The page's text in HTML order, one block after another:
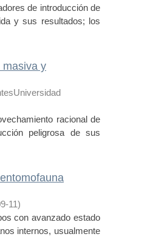
de introducción de
y sus resultados; los
masiva y
racional de
peligrosa de sus
11)
con avanzado estado
internos, usualmente